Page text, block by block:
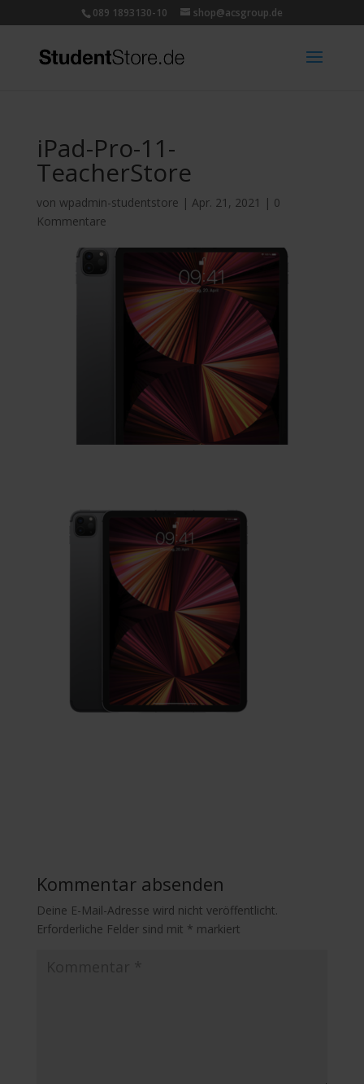
089 1893130-10 shop@acsgroup.de
iPad-Pro-11-
TeacherStore
von wpadmin-studentstore | Apr. 21, 2021 | 0
Kommentare
Kommentar absenden
Deine E-Mail-Adresse wird nicht veröffentlicht.
Erforderliche Felder sind mit * markiert